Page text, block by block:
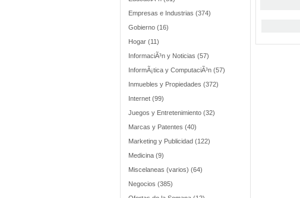
Empresas e Industrias (374)
Gobierno (16)
Hogar (11)
InformaciÃ³n y Noticias (57)
InformÃ¡tica y ComputaciÃ³n (57)
Inmuebles y Propiedades (372)
Internet (99)
Juegos y Entretenimiento (32)
Marcas y Patentes (40)
Marketing y Publicidad (122)
Medicina (9)
Miscelaneas (varios) (64)
Negocios (385)